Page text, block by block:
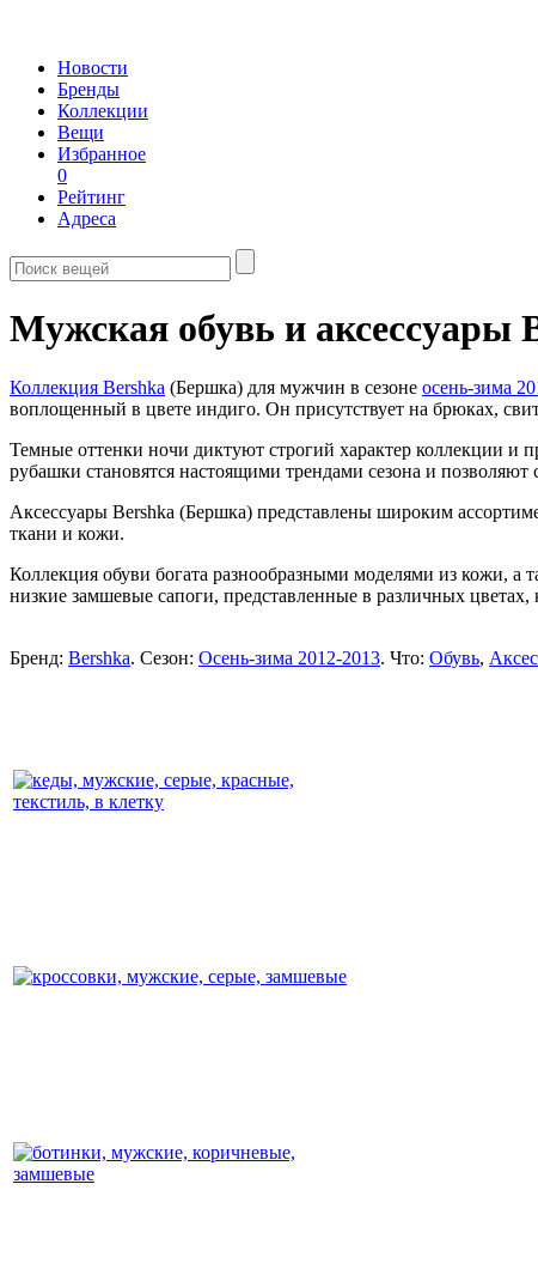
Новости
Бренды
Коллекции
Вещи
Избранное
0
Рейтинг
Адреса
Мужская обувь и аксессуары
Коллекция Bershka (Бершка) для мужчин в сезоне осень-зима
воплощенный в цвете индиго. Он присутствует на брюках,
Темные оттенки ночи диктуют строгий характер коллекции и
рубашки становятся настоящими трендами сезона и позволяют
Аксессуары Bershka (Бершка) представлены широким
ткани и кожи.
Коллекция обуви богата разнообразными моделями из кожи,
низкие замшевые сапоги, представленные в различных
Бренд: Bershka. Сезон: Осень-зима 2012-2013. Что: Обувь,